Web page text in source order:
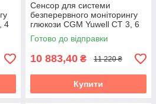
4
Сенсор для системи
безперервного моніторингу
глюкози CGM Yuwell CT 3, 6
пак.
Готово до відправки
10 883,40 ₴ 11 220 ₴
Купити